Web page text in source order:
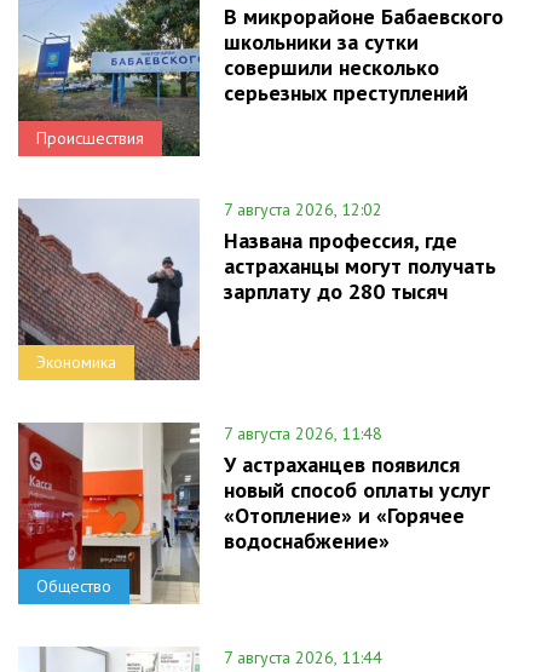
Происшествия
В микрорайоне Бабаевского
школьники за сутки
совершили несколько
серьезных преступлений
Экономика
7 августа 2026, 12:02
Названа профессия, где
астраханцы могут получать
зарплату до 280 тысяч
Общество
7 августа 2026, 11:48
У астраханцев появился
новый способ оплаты услуг
«Отопление» и «Горячее
водоснабжение»
7 августа 2026, 11:44